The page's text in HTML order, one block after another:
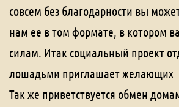
совсем без благодарности вы
нам ее в том формате, в котором
силам. Итак социальный проект
лошадьми приглашает желающих
Так же приветствуется обмен